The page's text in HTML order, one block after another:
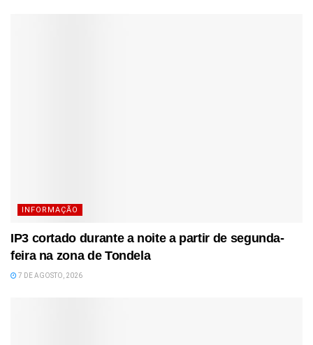
INFORMAÇÃO
IP3 cortado durante a noite a partir de segunda-
feira na zona de Tondela
7 DE AGOSTO, 2026